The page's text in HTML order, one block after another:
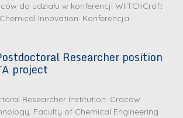
do udziału w konferencji WIiTChCraft
Innovation. Konferencja
Researcher position
project
Researcher Institution: Cracow
Faculty of Chemical Engineering